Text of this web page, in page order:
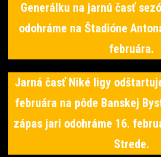
Generálku na jarnú časť
odohráme na Štadióne
februára.
Jarná časť Niké ligy
februára na pôde Banskej
zápas jari odohráme 16.
Strede.